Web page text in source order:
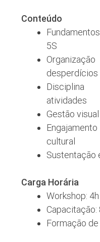
Conteúdo
5S
desperdícios
atividades
Gestão
cultural
Sustentação
Carga Horária
Workshop: 4h
Capacitação:
Formação